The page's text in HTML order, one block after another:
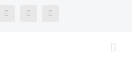
InstagramYouTubeTwitter